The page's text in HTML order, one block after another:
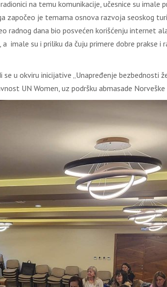
na temu komunikacije, učesnice su
započeo je temama osnova razvoja seoskog
dana bio posvećen korišćenju internet
su i priliku da čuju primere dobre prakse i
u okviru inicijative „Unapređenje bezbednosti
UN Women, uz podršku abmasade Norveške